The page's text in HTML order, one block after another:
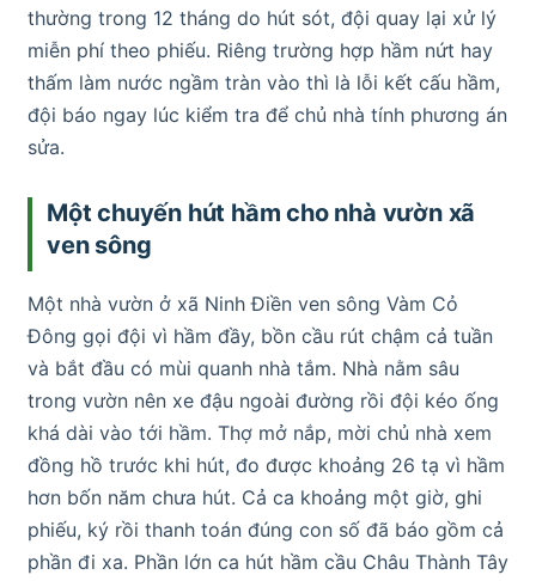
thường trong 12 tháng do hút sót, đội quay lại xử lý
miễn phí theo phiếu. Riêng trường hợp hầm nứt hay
thấm làm nước ngầm tràn vào thì là lỗi kết cấu hầm,
đội báo ngay lúc kiểm tra để chủ nhà tính phương án
sửa.
Một chuyến hút hầm cho nhà vườn xã
ven sông
Một nhà vườn ở xã Ninh Điền ven sông Vàm Cỏ
Đông gọi đội vì hầm đầy, bồn cầu rút chậm cả tuần
và bắt đầu có mùi quanh nhà tắm. Nhà nằm sâu
trong vườn nên xe đậu ngoài đường rồi đội kéo ống
khá dài vào tới hầm. Thợ mở nắp, mời chủ nhà xem
đồng hồ trước khi hút, đo được khoảng 26 tạ vì hầm
hơn bốn năm chưa hút. Cả ca khoảng một giờ, ghi
phiếu, ký rồi thanh toán đúng con số đã báo gồm cả
phần đi xa. Phần lớn ca hút hầm cầu Châu Thành Tây